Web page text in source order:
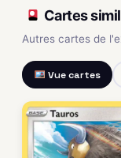
Cartes
Autres cartes de
Vue cartes